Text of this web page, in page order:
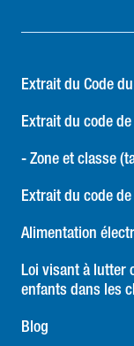
Extrait du Code
Extrait du code
- Zone et classe
Extrait du code
Alimentation
Loi visant à lutter
enfants dans les
Blog